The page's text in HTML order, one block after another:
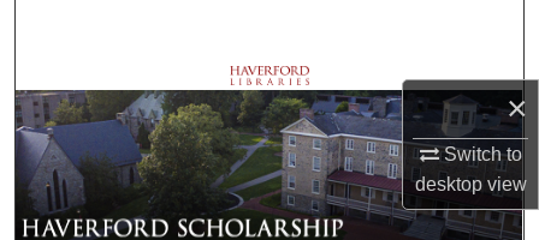
×
Switch to
desktopview
Browse Departments
My Account
About